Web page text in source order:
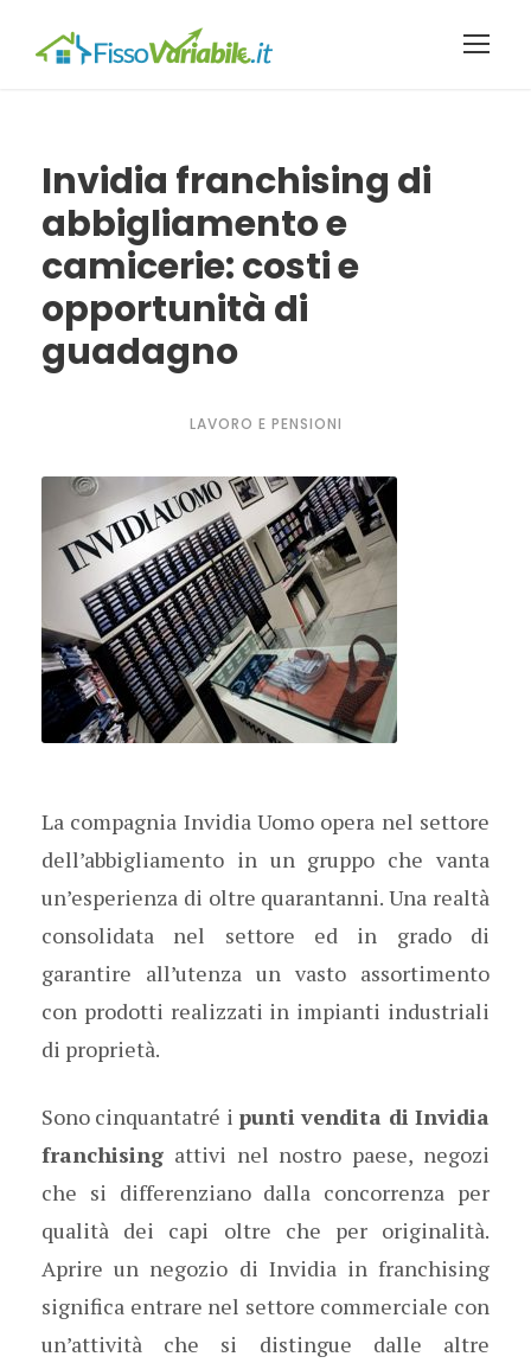
Invidia franchising di
abbigliamento e
camicerie: costi e
opportunità di
guadagno
LAVORO E PENSIONI
La compagnia Invidia Uomo opera nel settore
dell’abbigliamento in un gruppo che vanta
un’esperienza di oltre quarantanni. Una realtà
consolidata nel settore ed in grado di
garantire all’utenza un vasto assortimento
con prodotti realizzati in impianti industriali
di proprietà.
Sono cinquantatré i punti vendita di Invidia
franchising attivi nel nostro paese, negozi
che si differenziano dalla concorrenza per
qualità dei capi oltre che per originalità.
Aprire un negozio di Invidia in franchising
significa entrare nel settore commerciale con
un’attività che si distingue dalle altre